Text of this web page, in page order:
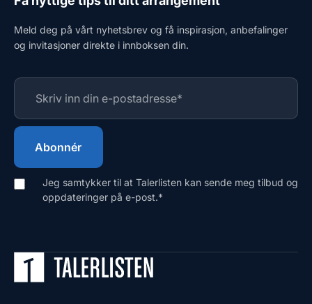
Meld deg på vårt nyhetsbrev og få inspirasjon, anbefalinger
og invitasjoner direkte i innboksen din.
Jeg samtykker til at Talerlisten kan sende meg tilbud og
oppdateringer på e-post.*